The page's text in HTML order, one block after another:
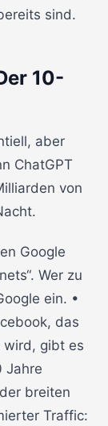
sind.
10-
aber
ChatGPT
von
Google
Wer zu
ein. •
das
wird, gibt es
Jahre
breiten
Traffic: